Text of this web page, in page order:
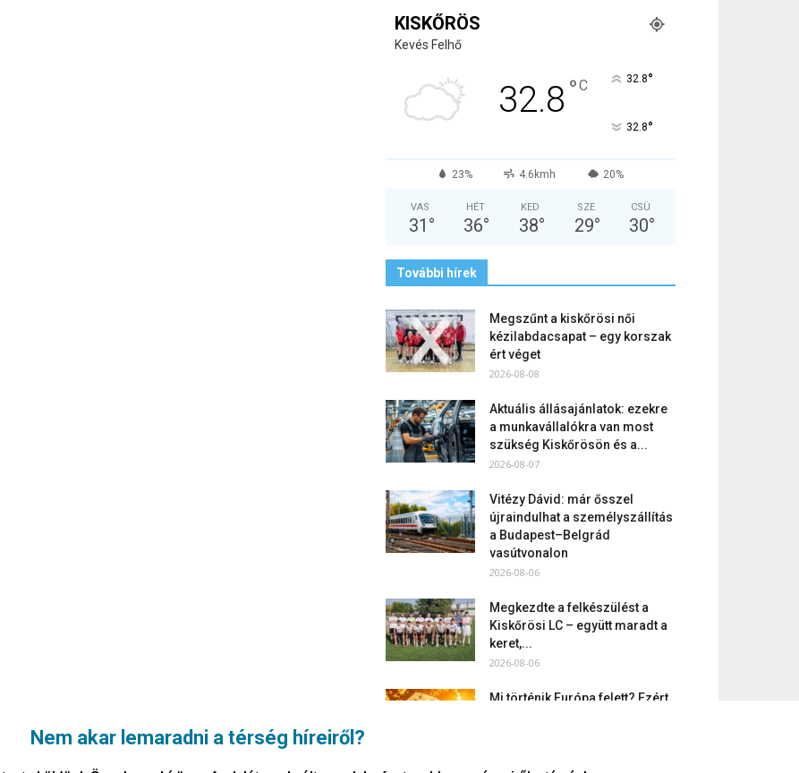
Nem akar lemaradni a térség híreiről?
KISKŐRÖS
Kevés Felhő
32.8 °C 32.8°
32.8°
23% 4.6kmh 20%
VAS
31 °
HÉT
36°
KED
38°
SZE
29°
CSÜ
30°
További hírek
Megszűnt a kiskőrösi női
kézilabdacsapat – egy korszak
ért véget
2026-08-08
Aktuális állásajánlatok: ezekre
a munkavállalókra van most
szükség Kiskőrösön és a...
2026-08-07
Vitézy Dávid: már ősszel
újraindulhat a személyszállítás
a Budapest–Belgrád
vasútvonalon
2026-08-06
Megkezdte a felkészülést a
Kiskőrösi LC – együtt maradt a
keret,...
2026-08-06
Mi történik Európa felett? Ezért